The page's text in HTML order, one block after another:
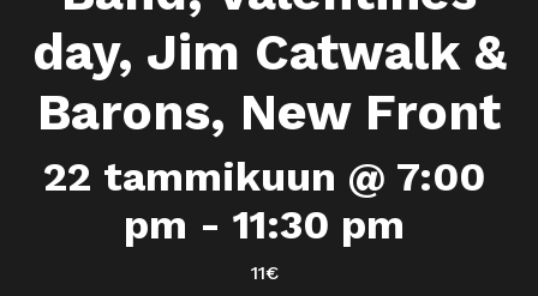
day, Jim Catwalk &
Barons, New Front
22 tammikuun @ 7:00
pm - 11:30 pm
11€